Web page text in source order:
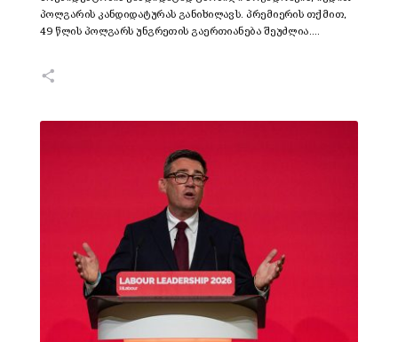
პოლგარის კანდიდატურას განიხილავს. პრემიერის თქმით,
49 წლის პოლგარს უნგრეთის გაერთიანება შეუძლია.…